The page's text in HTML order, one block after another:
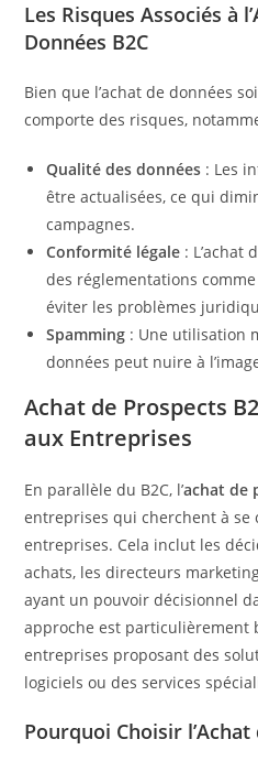
Les Risques Associés à
Données B2C
Bien que l’achat de données
comporte des risques,
Qualité des données : Les
être actualisées, ce qui
campagnes.
Conformité légale : L’achat
des réglementations
éviter les problèmes
Spamming : Une utilisation
données peut nuire à
Achat de Prospects
aux Entreprises
En parallèle du B2C, l’achat de
entreprises qui cherchent à se
entreprises. Cela inclut les
achats, les directeurs
ayant un pouvoir décisionnel
approche est particulièrement
entreprises proposant des
logiciels ou des services
Pourquoi Choisir